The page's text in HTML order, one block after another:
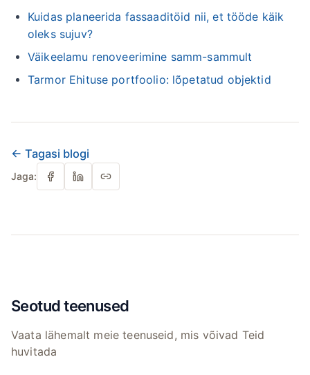
Kuidas planeerida fassaaditöid nii, et tööde käik
oleks sujuv?
Väikeelamu renoveerimine samm-sammult
Tarmor Ehituse portfoolio: lõpetatud objektid
← Tagasi blogi
Jaga:
Seotud teenused
Vaata lähemalt meie teenuseid, mis võivad Teid
huvitada